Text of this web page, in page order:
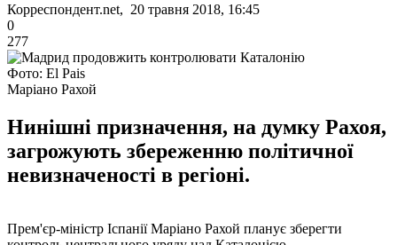
Корреспондент.net, 20 травня 2018, 16:45
0
277
Фото: El Pais
Маріано Рахой
Нинішні призначення, на думку Рахоя,
загрожують збереженню політичної
невизначеності в регіоні.
Прем'єр-міністр Іспанії Маріано Рахой планує зберегти